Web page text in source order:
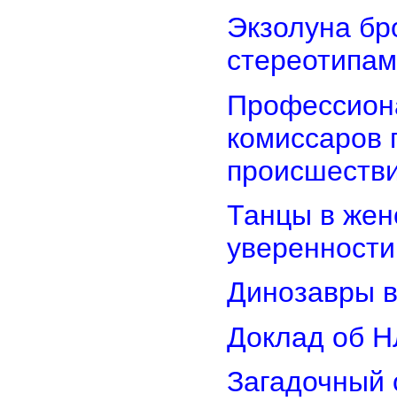
Экзолуна
стереотипам
комиссаров
Танцы в
Динозавры
Доклад об
Загадочный